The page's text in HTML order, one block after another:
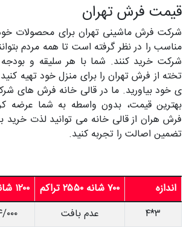
قیمت فرش تهران
شرکت فرش ماشینی تهران برای محصولات
مناسب را در نظر گرفته است تا همه مردم
شرکت خرید کنند. شما با هر سلیقه و
تخته از فرش تهران را برای منزل خود تهیه کنید
ی خود بیاورید. ما در قالی خانه فرش های
بهترین قیمت، بدون واسطه به شما عرضه
فرش هران از قالی خانه می توانید لذت خرید
تضمین اصالت را تجربه کنید.
اندازه ۷۰۰ شانه ۲۵۵۰ تراکم ۱۲۰۰ شانه ۸ رنگ
۳*۴
عدم بافت ۹/